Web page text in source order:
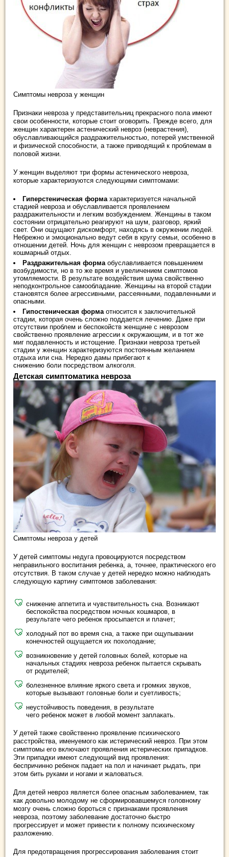
Симптомы невроза у женщин
Признаки невроза у представительниц прекрасного пола имеют
свои особенности, которые стоит оговорить. Прежде всего, для
женщин характерен астенический невроз (неврастения),
обуславливающийся раздражительностью, потерей умственной
и физической способности, а также приводящий к проблемам в
половой жизни.
У женщин выделяют три формы астенического невроза,
которые характеризуются следующими симптомами:
Гиперстеническая формахарактеризуется начальной
стадией невроза и обуславливается проявлением
раздражительности и легким возбуждением. Женщины в таком
состоянии отрицательно реагируют на шум, разговор, яркий
свет. Они ощущают дискомфорт, находясь в окружении людей.
Небрежно и эмоционально ведут себя в кругу семьи, особенно в
отношении детей. Ночь для женщин с неврозом превращается в
кошмарный отдых.
Раздражительная формаобуславливается повышением
возбудимости, но в то же время и увеличением симптомов
утомляемости. В результате воздействия шума свойственно
неподконтрольное самообладание. Женщины на второй стадии
становятся более агрессивными, рассеянными, подавленными и
опасными.
Гипостеническая формаотносится к заключительной
стадии, которая очень сложно поддается лечению. Даже при
отсутствии проблем и беспокойств женщине с неврозом
свойственно проявление агрессии к окружающим, и в тот же
миг подавленность и истощение. Признаки невроза третьей
стадии у женщин характеризуются постоянным желанием
отдыха или сна. Нередко дамы прибегают к
снижению боли посредством алкоголя.
Детская симптоматика невроза
Симптомы невроза у детей
У детей симптомы недуга провоцируются посредством
неправильного воспитания ребенка, а, точнее, практического его
отсутствия. В таком случае у детей нередко можно наблюдать
следующую картину симптомов заболевания:
снижение аппетита и чувствительность сна. Возникают
беспокойства посредством ночных кошмаров, в
результате чего ребенок просыпается и плачет;
холодный пот во время сна, а также при ощупывании
конечностей ощущается их похолодание;
возникновение у детей головных болей, которые на
начальных стадиях невроза ребенок пытается скрывать
от родителей;
болезненное влияние яркого света и громких звуков,
которые вызывают головные боли и суетливость;
неустойчивость поведения, в результате
чего ребенок может в любой момент заплакать.
У детей также свойственно проявление психического
расстройства, именуемого как истерический невроз. При этом
симптомы его включают проявления истерических припадков.
Эти припадки имеют следующий вид проявления:
беспричинно ребенок падает на пол и начинает рыдать, при
этом бить руками и ногами и жаловаться.
Для детей невроз является более опасным заболеванием, так
как довольно молодому не сформировавшемуся головному
мозгу очень сложно бороться с признаками проявления
невроза, поэтому заболевание достаточно быстро
прогрессирует и может привести к полному психическому
разложению.
Для предотвращения прогрессирования заболевания стоит